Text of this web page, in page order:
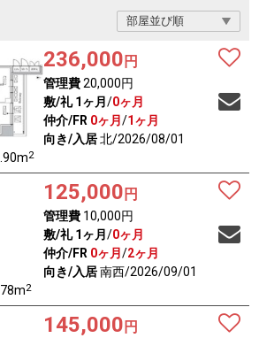
2
236,000 円
管理費20,000円
敷/礼 1ヶ月 /0ヶ月
仲介/FR 0ヶ月 /1ヶ月
向き/入居北/2026/08/01
2
125,000 円
管理費10,000円
敷/礼 1ヶ月 /0ヶ月
仲介/FR 0ヶ月 /2ヶ月
向き/入居南西/2026/09/01
145,000 円